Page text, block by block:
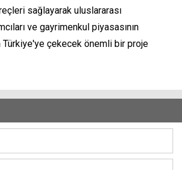
sağlayarak uluslararası
ve gayrimenkul piyasasının
çekecek önemli bir proje